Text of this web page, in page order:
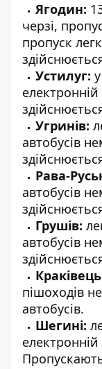
Ягодин:
черзі,
пропуск
Устилуг:
Угринів:
автобусів
Рава-
автобусів
Грушів:
автобусів
пішоходів
автобусів.
Шегині:
електронній